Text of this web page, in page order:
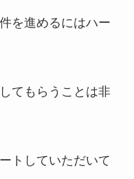
を進めるにはハー
てもらうことは非
トしていただいて